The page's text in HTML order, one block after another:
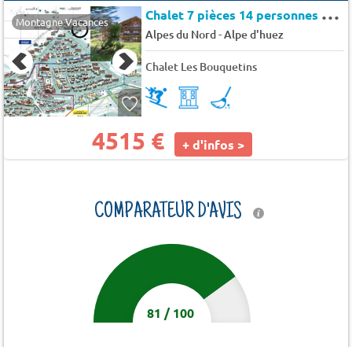
Montagne Vacances C
halet 7 pièces 14 personnes (10 adultes et 4 enfants seulement)
Alpes du Nord-Alpe d'huez
Chalet Les Bouquetins
4515 € + d'infos >
COMPARATEUR D'AVIS
81 /100